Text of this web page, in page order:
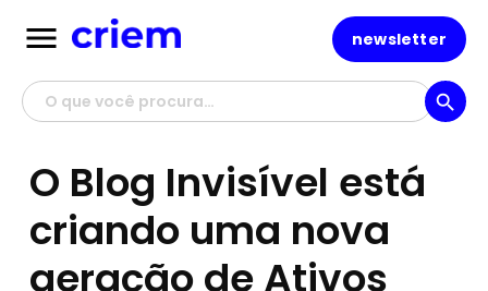
newsletter
search
menu
O Blog Invisível está
criando uma nova
geração de Ativos